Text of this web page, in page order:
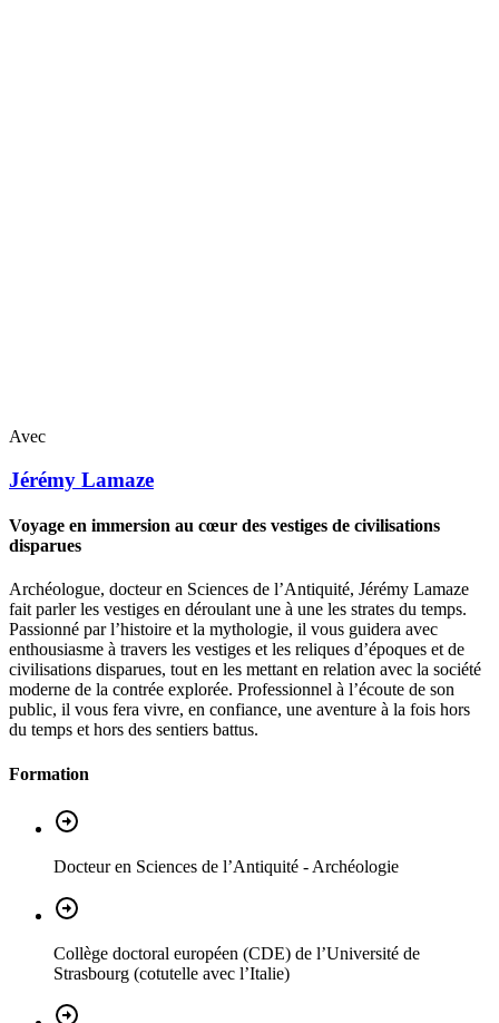
Avec
Jérémy Lamaze
Voyage en immersion au cœur des vestiges de civilisations
disparues
Archéologue, docteur en Sciences de l’Antiquité, Jérémy Lamaze
fait parler les vestiges en déroulant une à une les strates du temps.
Passionné par l’histoire et la mythologie, il vous guidera avec
enthousiasme à travers les vestiges et les reliques d’époques et de
civilisations disparues, tout en les mettant en relation avec la société
moderne de la contrée explorée. Professionnel à l’écoute de son
public, il vous fera vivre, en confiance, une aventure à la fois hors
du temps et hors des sentiers battus.
Formation
Docteur en Sciences de l’Antiquité - Archéologie
Collège doctoral européen (CDE) de l’Université de
Strasbourg (cotutelle avec l’Italie)